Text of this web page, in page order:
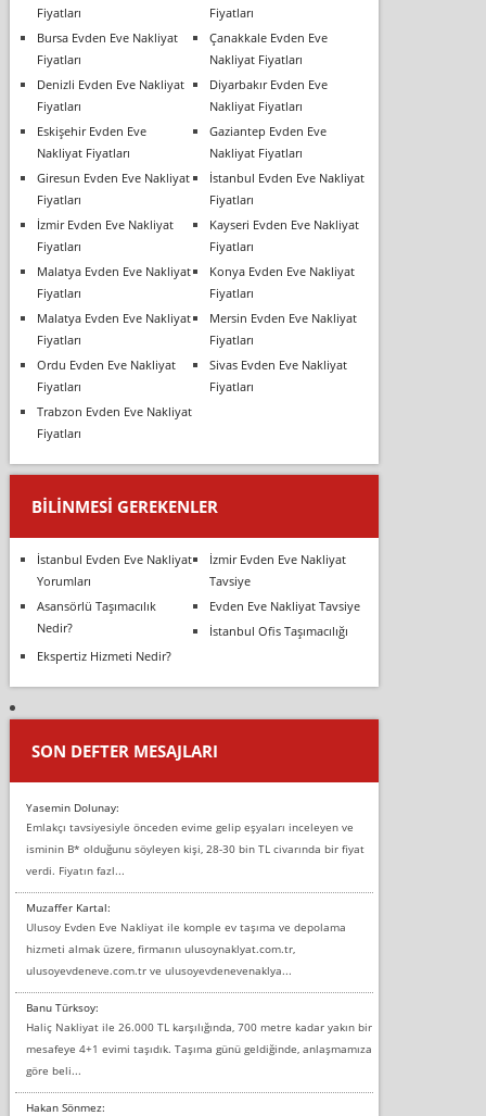
Fiyatları
Fiyatları
Bursa Evden Eve Nakliyat
Fiyatları
Çanakkale Evden Eve
Nakliyat Fiyatları
Denizli Evden Eve Nakliyat
Fiyatları
Diyarbakır Evden Eve
Nakliyat Fiyatları
Eskişehir Evden Eve
Nakliyat Fiyatları
Gaziantep Evden Eve
Nakliyat Fiyatları
Giresun Evden Eve Nakliyat
Fiyatları
İstanbul Evden Eve Nakliyat
Fiyatları
İzmir Evden Eve Nakliyat
Fiyatları
Kayseri Evden Eve Nakliyat
Fiyatları
Malatya Evden Eve Nakliyat
Fiyatları
Konya Evden Eve Nakliyat
Fiyatları
Malatya Evden Eve Nakliyat
Fiyatları
Mersin Evden Eve Nakliyat
Fiyatları
Ordu Evden Eve Nakliyat
Fiyatları
Sivas Evden Eve Nakliyat
Fiyatları
Trabzon Evden Eve Nakliyat
Fiyatları
BILINMESI GEREKENLER
İstanbul Evden Eve Nakliyat
Yorumları
İzmir Evden Eve Nakliyat
Tavsiye
Asansörlü Taşımacılık
Nedir?
Evden Eve Nakliyat Tavsiye
İstanbul Ofis Taşımacılığı
Ekspertiz Hizmeti Nedir?
SON DEFTER MESAJLARI
Yasemin Dolunay:
Emlakçı tavsiyesiyle önceden evime gelip eşyaları inceleyen ve
isminin B* olduğunu söyleyen kişi, 28-30 bin TL civarında bir fiyat
verdi. Fiyatın fazl...
Muzaffer Kartal:
Ulusoy Evden Eve Nakliyat ile komple ev taşıma ve depolama
hizmeti almak üzere, firmanın ulusoynaklyat.com.tr,
ulusoyevdeneve.com.tr ve ulusoyevdenevenaklya...
Banu Türksoy:
Haliç Nakliyat ile 26.000 TL karşılığında, 700 metre kadar yakın bir
mesafeye 4+1 evimi taşıdık. Taşıma günü geldiğinde, anlaşmamıza
göre beli...
Hakan Sönmez: